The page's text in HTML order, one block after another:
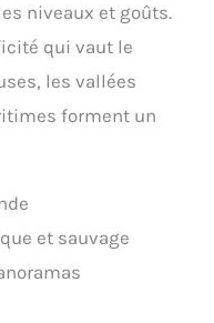
niveaux et goûts.
qui vaut le
les vallées
forment un
et sauvage